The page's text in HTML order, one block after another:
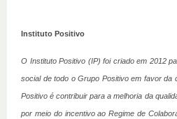
Instituto Positivo
O Instituto Positivo (IP) foi criado em 2012
social de todo o Grupo Positivo em favor da
Positivo é contribuir para a melhoria da
por meio do incentivo ao Regime de